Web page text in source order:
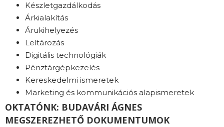
Készletgazdálkodás
Árkialakítás
Árukihelyezés
Leltározás
Digitális technológiák
Pénztárgépkezelés
Kereskedelmi ismeretek
Marketing és kommunikációs alapismeretek
OKTATÓNK: BUDAVÁRI ÁGNES
MEGSZEREZHETŐ DOKUMENTUMOK